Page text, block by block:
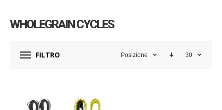
WHOLEGRAIN CYCLES
FILTRO Posizione 30